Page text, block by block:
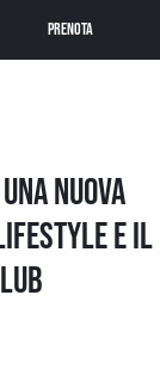
Prenota
nuova
e il